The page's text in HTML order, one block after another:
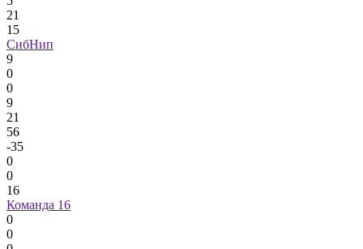
21
15
СибНип
9
0
0
9
21
56
-35
0
0
16
Команда 16
0
0